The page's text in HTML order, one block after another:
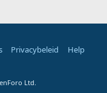
Privacybeleid
Help
Ltd.